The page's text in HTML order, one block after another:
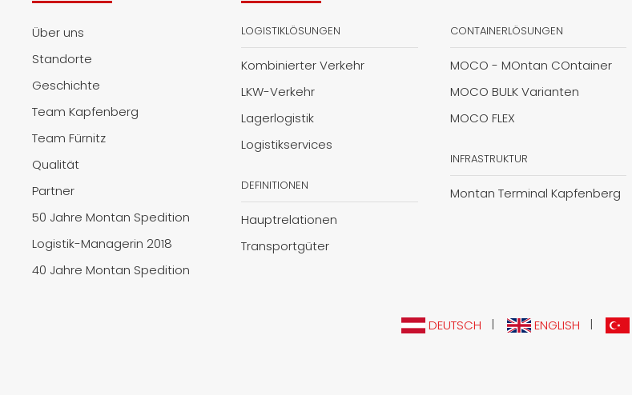
Über uns
Standorte
Geschichte
Team Kapfenberg
Team Fürnitz
Qualität
Partner
50 Jahre Montan Spedition
Logistik-Managerin 2018
40 Jahre Montan Spedition
LOGISTIKLÖSUNGEN
Kombinierter Verkehr
LKW-Verkehr
Lagerlogistik
Logistikservices
DEFINITIONEN
Hauptrelationen
Transportgüter
CONTAINERLÖSUNGEN
MOCO - MOntan COntainer
MOCO BULK Varianten
MOCO FLEX
INFRASTRUKTUR
Montan Terminal Kapfenberg
DEUTSCH | ENGLISH |